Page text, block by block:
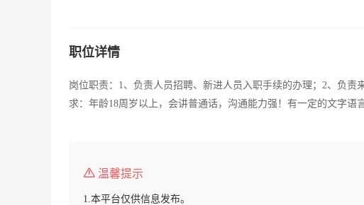
职位详情
岗位职责：1、负责人员招聘、新进人员入职手续的办理；2、负
求：年龄18周岁以上，会讲普通话，沟通能力强！有一定的文字语
温馨提示
1.本平台仅供信息发布。